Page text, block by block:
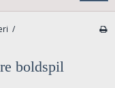
/
boldspil